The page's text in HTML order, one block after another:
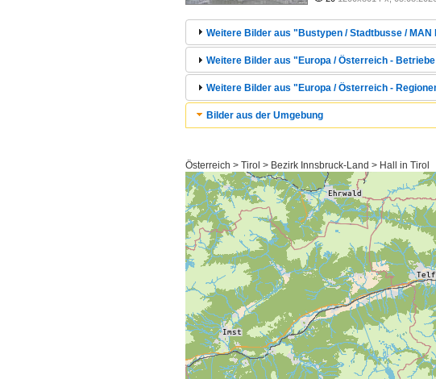
Weitere Bilder aus "Bustypen / Stadtbusse /
Weitere Bilder aus "Europa / Österreich -
Weitere Bilder aus "Europa / Österreich -
Bilder aus der Umgebung
Österreich > Tirol > Bezirk Innsbruck-Land > Hall in Tirol